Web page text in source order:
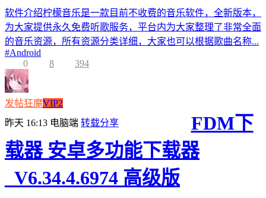
软件介绍柠檬音乐是一款目前不收费的音乐软件，全新版本，
为大家提供永久免费听歌服务，平台内为大家整理了非常全面
的音乐资源，所有资源分类详细，大家也可以根据歌曲名称...
#Android
0
8 394
发帖狂魔VIP2
昨天 16:13 电脑端 转载分享
FDM下
载器 安卓多功能下载器
_V6.34.4.6974 高级版